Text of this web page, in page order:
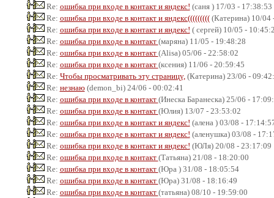
Re: ошибка при входе в контакт и яндекс! (саня ) 17/03 - 17:38:53
Re: ошибка при входе в контакт и яндекс((((((((((Катерина) 10/04
Re: ошибка при входе в контакт и яндекс! ( сергей) 10/05 -
Re: ошибка при входе в контакт (маряна) 11/05 - 19:48:28
Re: ошибка при входе в контакт (Alisa) 05/06 - 22:58:02
Re: ошибка при входе в контакт (ксения) 11/06 - 20:59:45
Re: Чтобы просматривать эту страницу, (Катерина) 23/06 -
Re: незнаю(demon_bi) 24/06 - 00:02:41
Re: ошибка при входе в контакт (Инеска Баранеска) 25/06 -
Re: ошибка при входе в контакт (Юлия) 13/07 - 23:53:02
Re: ошибка при входе в контакт и яндекс! (алена ) 03/08 -
Re: ошибка при входе в контакт и яндекс! (аленушка) 03/08 -
Re: ошибка при входе в контакт и яндекс! (ЮЛя) 20/08 - 23:17:09
Re: ошибка при входе в контакт (Татьяна) 21/08 - 18:20:00
Re: ошибка при входе в контакт (Юра ) 31/08 - 18:05:54
Re: ошибка при входе в контакт (Юра) 31/08 - 18:16:49
Re: ошибка при входе в контакт (татьяна) 08/10 - 19:59:00